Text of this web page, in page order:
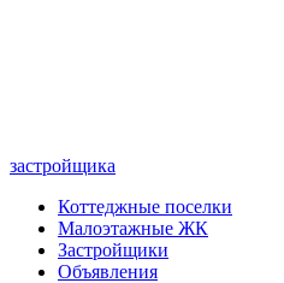
застройщика
Коттеджные поселки
Малоэтажные ЖК
Застройщики
Объявления